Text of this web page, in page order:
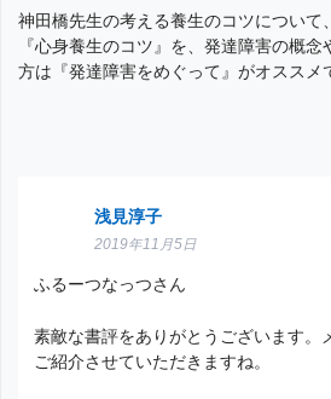
神田橋先生の考える養生のコツについて
『心身養生のコツ』を、発達障害の概
方は『発達障害をめぐって』がオススメ
浅見淳子
2019年11月5日
ふるーつなっつさん
素敵な書評をありがとうございます。
ご紹介させていただきますね。